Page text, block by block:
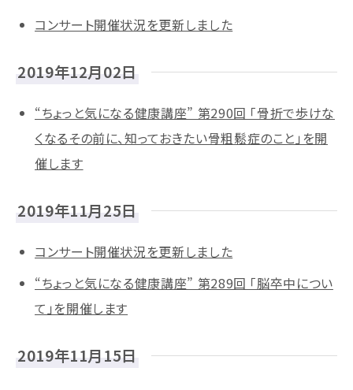
コンサート開催状況を更新しました
2019年12月02日
“ちょっと気になる健康講座” 第290回 「骨折で歩けな
くなるその前に、知っておきたい骨粗鬆症のこと」を開
催します
2019年11月25日
コンサート開催状況を更新しました
“ちょっと気になる健康講座” 第289回 「脳卒中につい
て」を開催します
2019年11月15日